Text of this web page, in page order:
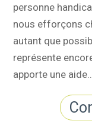
personne
nous efforçons
autant que
représente
apporte une aide…